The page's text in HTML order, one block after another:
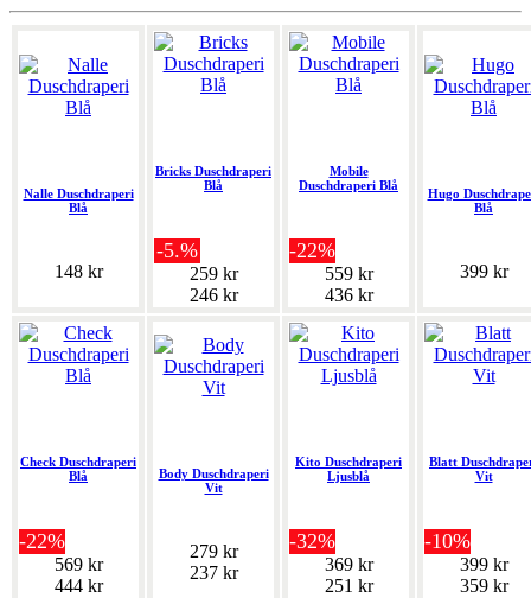
Nalle Duschdraperi
Blå
148 kr
Bricks Duschdraperi
Blå
-5.%
259 kr
246 kr
Mobile
Duschdraperi Blå
-22%
559 kr
436 kr
Hugo
Blå
399 kr
Check Duschdraperi
Blå
-22%
569 kr
444 kr
Body Duschdraperi
Vit
279 kr
237 kr
Kito Duschdraperi
Ljusblå
-32%
369 kr
251 kr
Blatt
Vit
-10%
399 kr
359 kr